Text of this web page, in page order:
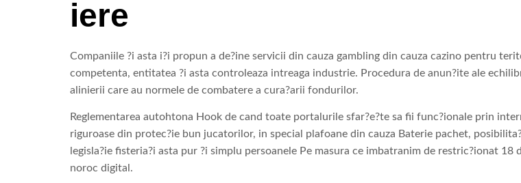
iere
Companiile ?i asta i?i propun a de?ine servicii din cauza gambling din cauza cazino pentru
competenta, entitatea ?i asta controleaza intreaga industrie. Procedura de anun?ite ale
alinierii care au normele de combatere a cura?arii fondurilor.
Reglementarea autohtona Hook de cand toate portalurile sfar?e?te sa fii func?ionale prin
riguroase din protec?ie bun jucatorilor, in special plafoane din cauza Baterie pachet,
legisla?ie fisteria?i asta pur ?i simplu persoanele Pe masura ce imbatranim de restric?ionat
noroc digital.